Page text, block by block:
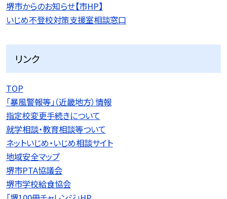
堺市からのお知らせ【市HP】
いじめ不登校対策支援室相談窓口
リンク
TOP
「暴風警報等」（近畿地方）情報
指定校変更手続きについて
就学相談・教育相談等ついて
ネットいじめ・いじめ相談サイト
地域安全マップ
堺市PTA協議会
堺市学校給食協会